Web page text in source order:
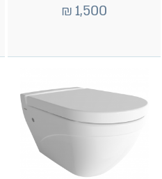
1,500
₪